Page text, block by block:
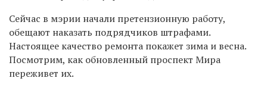
Сейчас в мэрии начали претензионную работу,
обещают наказать подрядчиков штрафами.
Настоящее качество ремонта покажет зима и весна.
Посмотрим, как обновленный проспект Мира
переживет их.